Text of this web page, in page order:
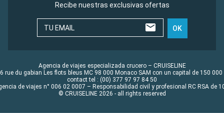
Recibe nuestras exclusivas ofertas
TU EMAIL OK
Agencia de viajes especializada crucero – CRUISELINE
rue du gabian Les flots bleus MC 98 000 Monaco SAM con un capital de 150 000
contact tel : (00) 377 97 97 84 50
de viajes n° 006 02 0007 – Responsabilidad civil y profesional RC RSA de
© CRUISELINE 2026 - all rights reserved